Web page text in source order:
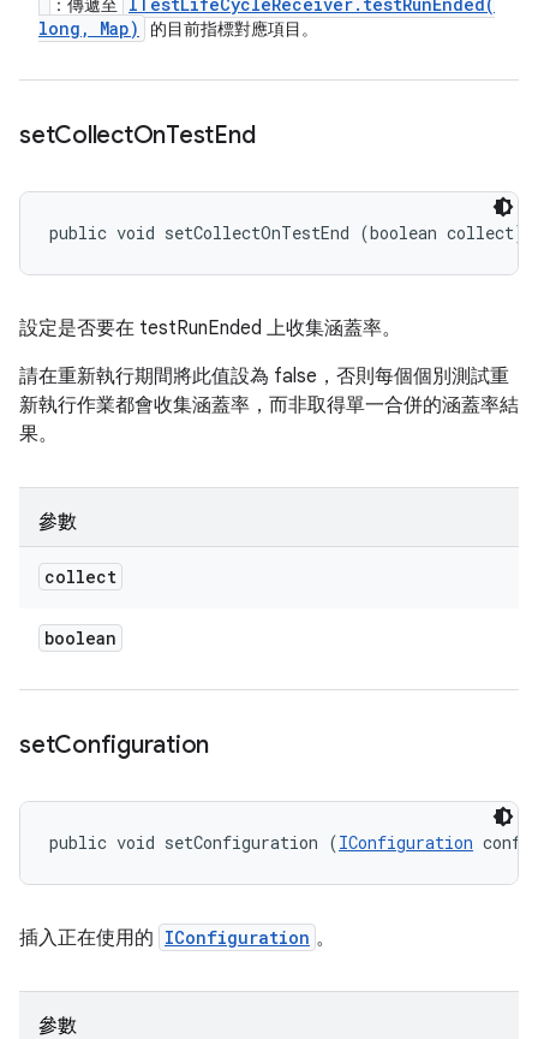
：傳遞至
long , Map) 的目前指標對應項目。
setCollectOnTestEnd
public void setCollectOnTestEnd (boolean collect)
設定是否要在 testRunEnded 上收集涵蓋率。
請在重新執行期間將此值設為 false，否則每個個別測試重
新執行作業都會收集涵蓋率，而非取得單一合併的涵蓋率結
果。
參數
collect
boolean
setConfiguration
public void setConfiguration (IConfiguration
插入正在使用的 IConfiguration 。
參數